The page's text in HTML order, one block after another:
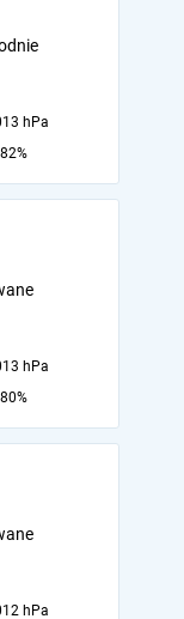
hPa
82%
hPa
80%
hPa